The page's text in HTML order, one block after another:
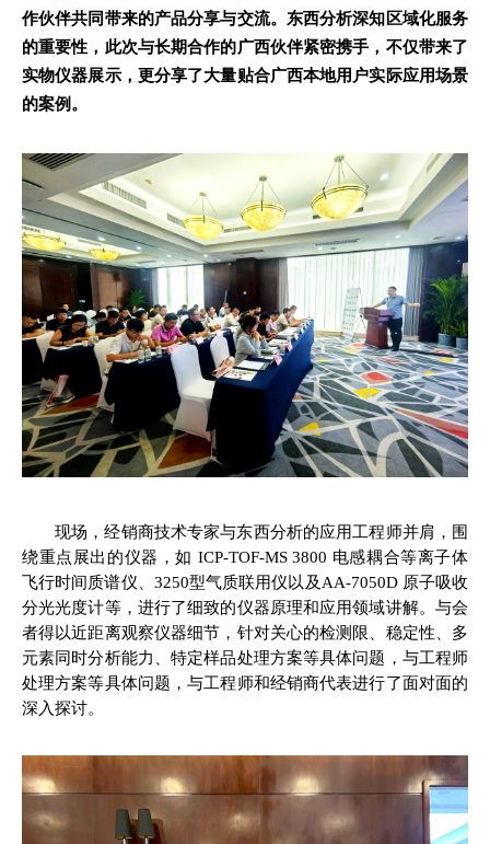
作伙伴共同带来的产品分享与交流。东西分析深知区域化服务
的重要性，此次与长期合作的广西伙伴紧密携手，不仅带来了
实物仪器展示，更分享了大量贴合广西本地用户实际应用场景
的案例。
现场，经销商技术专家与东西分析的应用工程师并肩，围
绕重点展出的仪器，如 ICP-TOF-MS 3800 电感耦合等离子体
飞行时间质谱仪、3250型气质联用仪以及AA-7050D 原子吸收
分光光度计等，进行了细致的仪器原理和应用领域讲解。与会
者得以近距离观察仪器细节，针对关心的检测限、稳定性、多
元素同时分析能力、特定样品处理方案等具体问题，与工程师
处理方案等具体问题，与工程师和经销商代表进行了面对面的
深入探讨。